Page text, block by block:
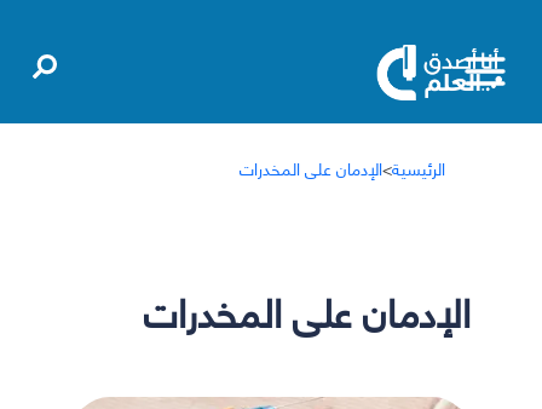
الرئيسية>الإدمان على المخدرات
الإدمان على المخدرات